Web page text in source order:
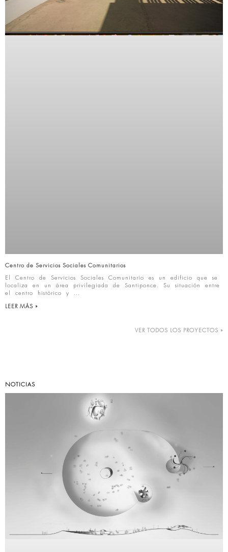
Centro de Servicios Sociales Comunitarios
El Centro de Servicios Sociales Comunitario es un edificio que se
localiza en un área privilegiada de Santiponce. Su situación entre
el centro histórico y
LEER MÁS »
VER TODOS LOS PROYECTOS »
NOTICIAS